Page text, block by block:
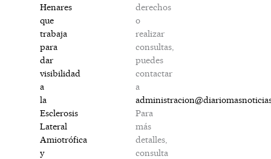
Henares
que
trabaja
para
dar
visibilidad
a
la
Esclerosis
Lateral
Amiotrófica
y
derechos
o
realizar
consultas,
puedes
contactar
a
Para
más
detalles,
consulta